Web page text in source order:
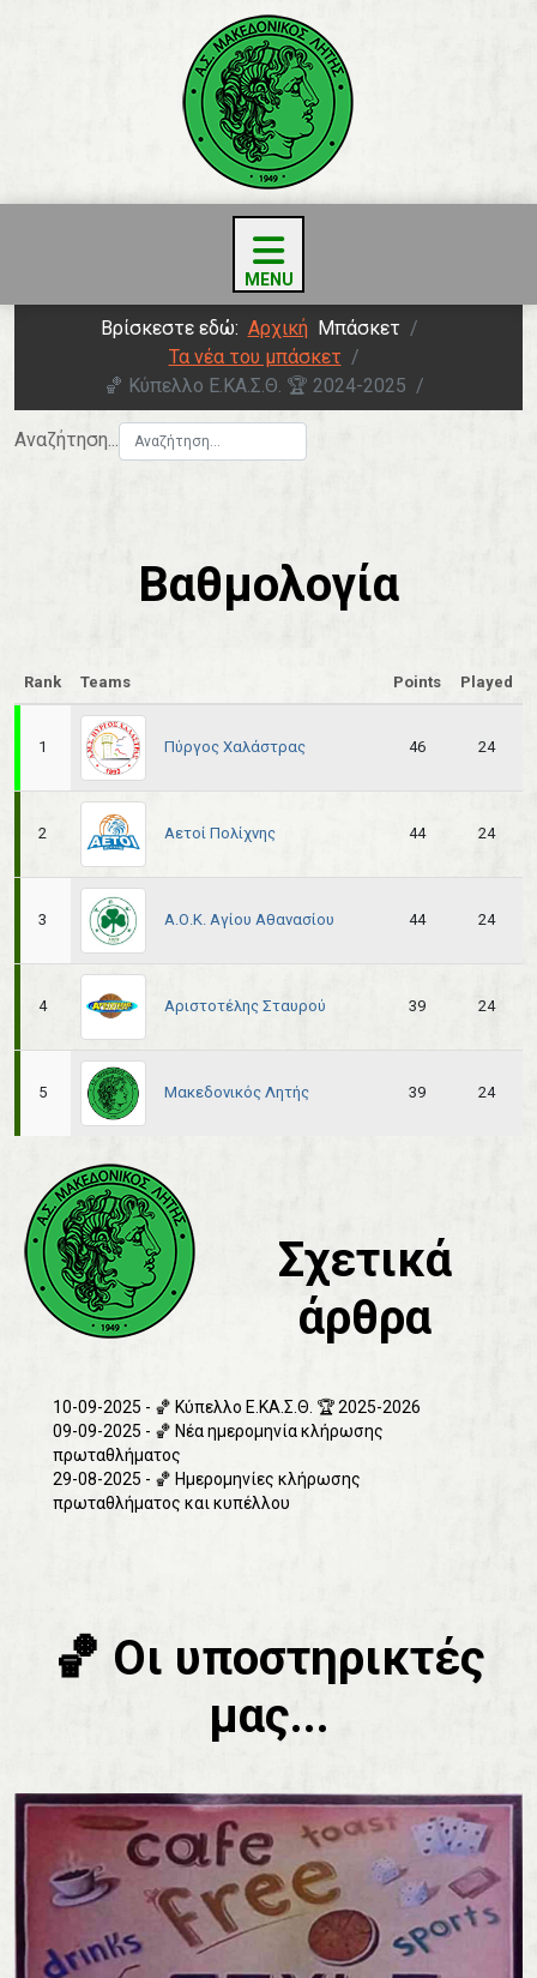
Βρίσκεστε εδώ: Αρχική Μπάσκετ
Τα νέα του μπάσκετ
🏀 Κύπελλο Ε.ΚΑ.Σ.Θ. 🏆 2024-2025
Αναζήτηση...
Βαθμολογία
Rank Teams Points Played
1 Πύργος Χαλάστρας 46 24
2 Αετοί Πολίχνης 44 24
3 Α.Ο.Κ. Αγίου Αθανασίου 44 24
4 Αριστοτέλης Σταυρού 39 24
5 Μακεδονικός Λητής 39 24
Σχετικά
άρθρα
10-09-2025 - 🏀 Κύπελλο Ε.ΚΑ.Σ.Θ. 🏆 2025-2026
09-09-2025 - 🏀 Νέα ημερομηνία κλήρωσης
πρωταθλήματος
29-08-2025 - 🏀 Ημερομηνίες κλήρωσης
πρωταθλήματος και κυπέλλου
🏀 Οι υποστηρικτές
μας...